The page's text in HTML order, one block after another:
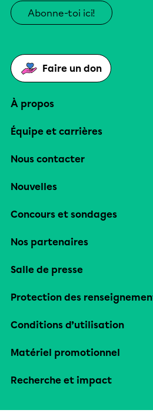
Abonne-toi ici!
Faire un don
À propos
Équipe et carrières
Nous contacter
Nouvelles
Concours et sondages
Nos partenaires
Salle de presse
Protection des
Conditions d’utilisation
Matériel promotionnel
Recherche et impact